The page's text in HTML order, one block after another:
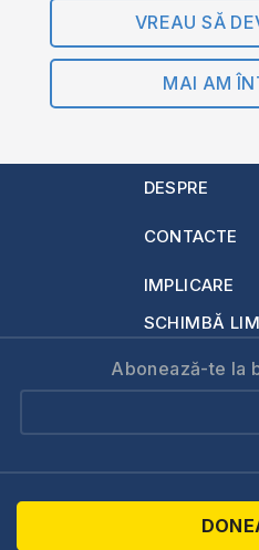
VREAU SĂ
MAI AM
DESPRE
CONTACTE
IMPLICARE
SCHIMBĂ
Abonează-te la